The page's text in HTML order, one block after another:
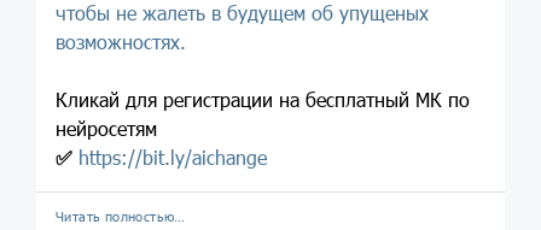
чтобы не жалеть в будущем об упущеных
возможностях.
Кликай для регистрации на бесплатный МК по
нейросетям
✅ https://bit.ly/aichange
Читать полностью…